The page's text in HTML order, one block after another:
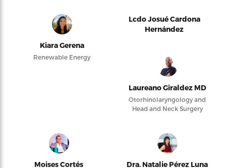
Kiara Gerena
Renewable Energy
Lcdo Josué Cardona
Hernández
Laureano Giraldez MD
Otorhinolaryngology and
Head and Neck Surgery
Moises Cortés Dra. Natalie Pérez Luna